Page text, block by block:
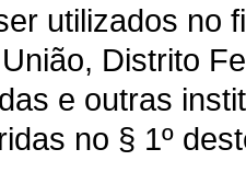
utilizados no
Distrito
e outras
no § 1º